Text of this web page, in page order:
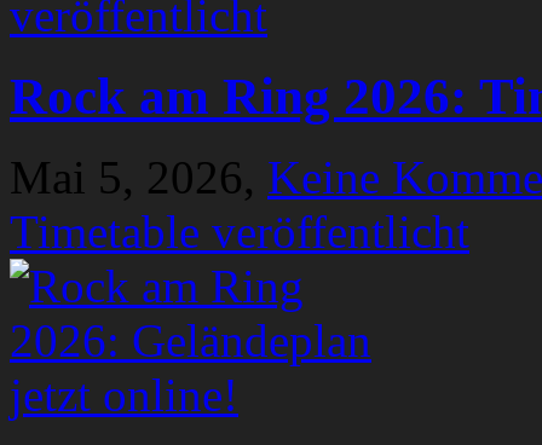
Rock am Ring 2026:
Mai 5, 2026, Keine
Timetable veröffentlicht